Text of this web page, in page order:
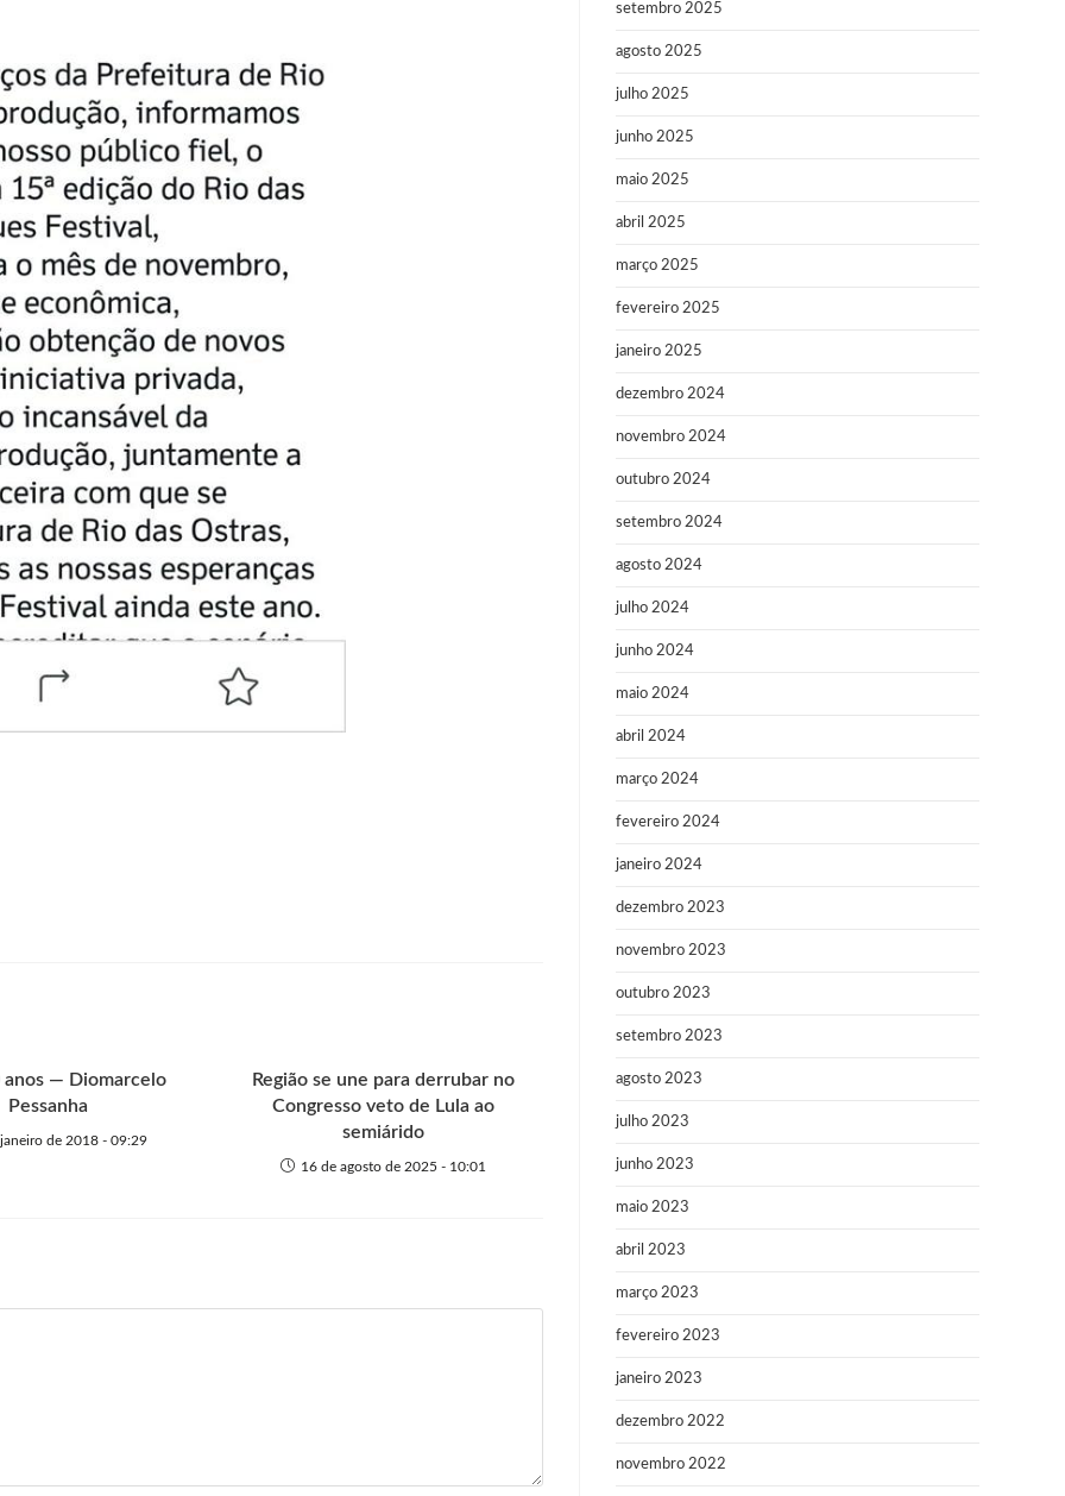
anos — Diomarcelo
Pessanha
de 2018 - 09:29
Região se une para derrubar no
Congresso veto de Lula ao
semiárido
16 de agosto de 2025 - 10:01
setembro 2025
agosto 2025
julho 2025
junho 2025
maio 2025
abril 2025
março 2025
fevereiro 2025
janeiro 2025
dezembro 2024
novembro 2024
outubro 2024
setembro 2024
agosto 2024
julho 2024
junho 2024
maio 2024
abril 2024
março 2024
fevereiro 2024
janeiro 2024
dezembro 2023
novembro 2023
outubro 2023
setembro 2023
agosto 2023
julho 2023
junho 2023
maio 2023
abril 2023
março 2023
fevereiro 2023
janeiro 2023
dezembro 2022
novembro 2022